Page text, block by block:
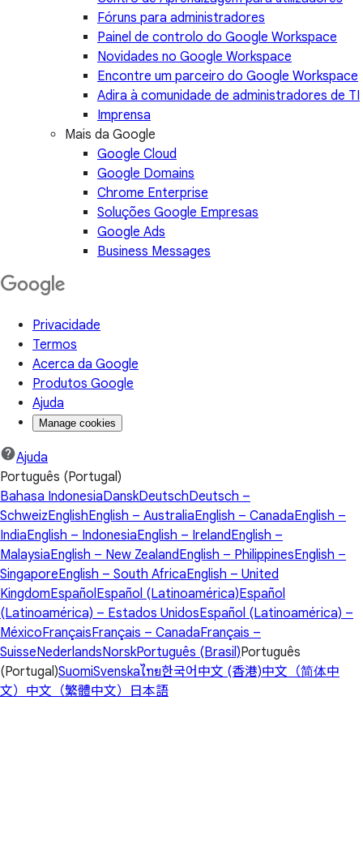
Fóruns para administradores
Painel de controlo do Google Workspace
Novidades no Google Workspace
Encontre um parceiro do Google Workspace
Adira à comunidade de administradores de TI
Imprensa
Mais da Google
Google Cloud
Google Domains
Chrome Enterprise
Soluções Google Empresas
Google Ads
Business Messages
Privacidade
Termos
Acerca da Google
Produtos Google
Ajuda
Manage cookies
Ajuda
Português (Portugal)
Bahasa IndonesiaDanskDeutschDeutsch –
SchweizEnglishEnglish – AustraliaEnglish – CanadaEnglish –
IndiaEnglish – IndonesiaEnglish – IrelandEnglish –
MalaysiaEnglish – New ZealandEnglish – PhilippinesEnglish –
SingaporeEnglish – South AfricaEnglish – United
KingdomEspañol Español (Latinoamérica)Español
(Latinoamérica) – Estados UnidosEspañol (Latinoamérica) –
MéxicoFrançaisFrançais – CanadaFrançais –
SuisseNederlandsNorskPortuguês (Brasil)Português
(Portugal)SuomiSvenskaไทย한국어 中文 (香港)中文（简体中
文） 中文（繁體中文） 日本語